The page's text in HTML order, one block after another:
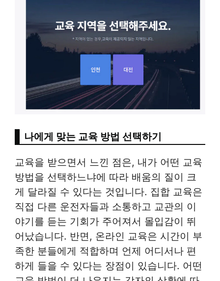
나에게 맞는 교육 방법 선택하기
교육을 받으면서 느낀 점은, 내가 어떤 교육
방법을 선택하느냐에 따라 배움의 질이 크
게 달라질 수 있다는 것입니다. 집합 교육은
직접 다른 운전자들과 소통하고 교관의 이
야기를 듣는 기회가 주어져서 몰입감이 뛰
어났습니다. 반면, 온라인 교육은 시간이 부
족한 분들에게 적합하며 언제 어디서나 편
하게 들을 수 있다는 장점이 있습니다. 어떤